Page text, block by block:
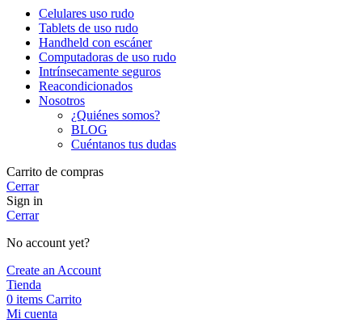
Celulares uso rudo
Tablets de uso rudo
Handheld con escáner
Computadoras de uso rudo
Intrínsecamente seguros
Reacondicionados
Nosotros
¿Quiénes somos?
BLOG
Cuéntanos tus dudas
Carrito de compras
Cerrar
Sign in
Cerrar
No account yet?
Create an Account
Tienda
0 items Carrito
Mi cuenta